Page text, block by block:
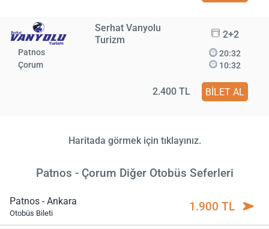
Serhat Vanyolu
Turizm
2+2
Patnos
Çorum
20:32
10:32
2.400 TL BİLET AL
Haritada görmek için tıklayınız.
Patnos - Çorum Diğer Otobüs Seferleri
Patnos - Ankara
Otobüs Bileti 1.900 TL